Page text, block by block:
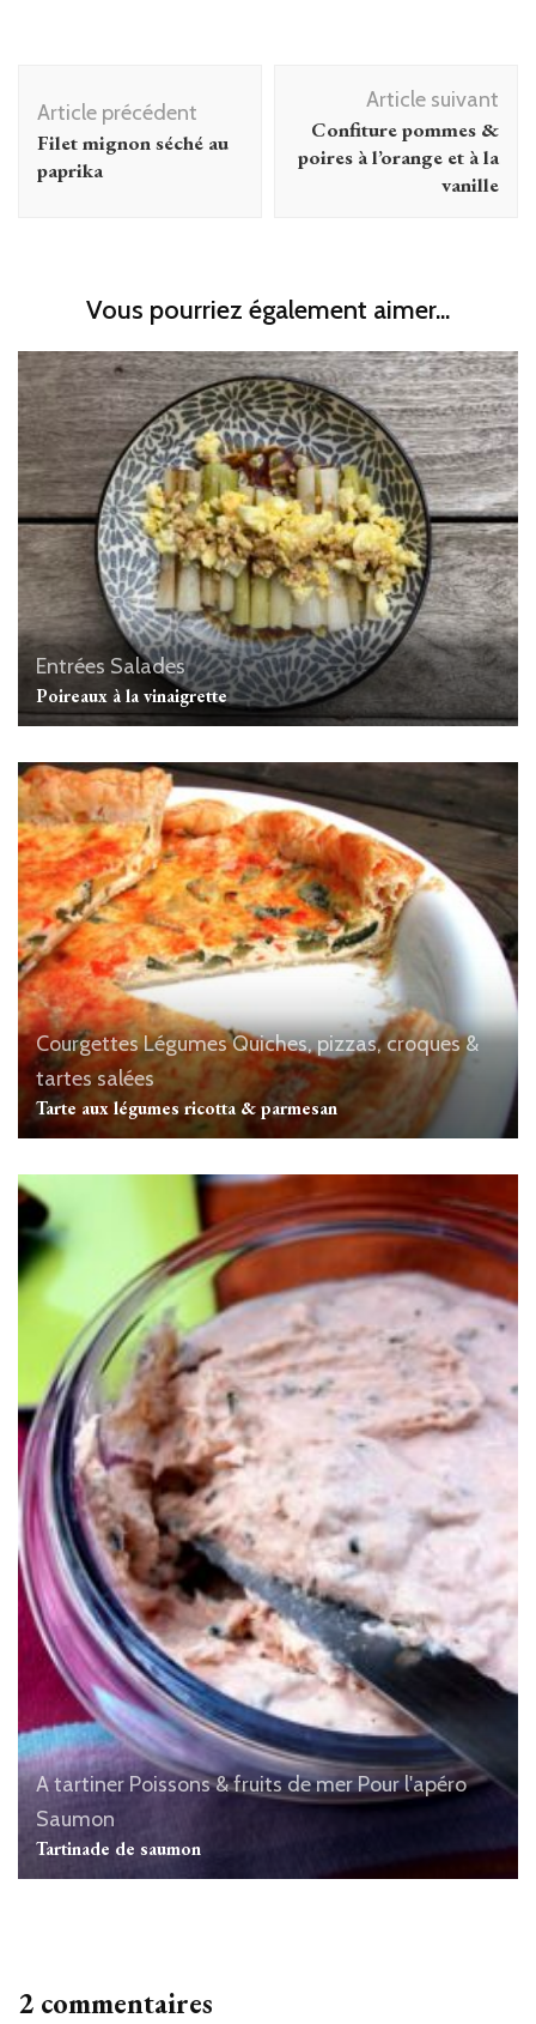
d'article
Article précédent
Filet mignon séché au
paprika
Article suivant
Confiture pommes &
poires à l’orange et à la
vanille
Vous pourriez également aimer...
Entrées Salades
Poireaux à la vinaigrette
CourgettesLégumesQuiches, pizzas, croques &
tartes salées
Tarte aux légumes ricotta & parmesan
A tartinerPoissons & fruits de merPour l'apéro
Saumon
Tartinade de saumon
2 commentaires